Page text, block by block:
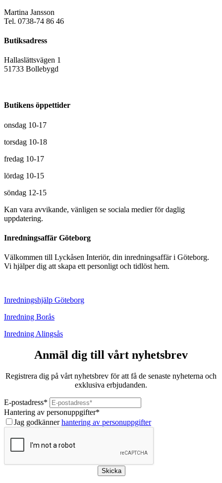
Martina Jansson
Tel. 0738-74 86 46
Butiksadress
Hallaslättsvägen 1
51733 Bollebygd
Butikens öppettider
onsdag 10-17
torsdag 10-18
fredag 10-17
lördag 10-15
söndag 12-15
Kan vara avvikande, vänligen se sociala medier för daglig
uppdatering.
Inredningsaffär Göteborg
Välkommen till Lyckåsen Interiör, din inredningsaffär i Göteborg.
Vi hjälper dig att skapa ett personligt och tidlöst hem.
Inredningshjälp Göteborg
Inredning Borås
Inredning Alingsås
Anmäl dig till vårt nyhetsbrev
Registrera dig på vårt nyhetsbrev för att få de senaste nyheterna och
exklusiva erbjudanden.
E-postadress*
Hantering av personuppgifter*
Jag godkännerhantering av personuppgifter
Skicka